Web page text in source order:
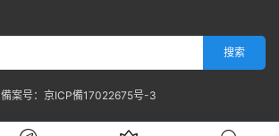
備案号：京ICP備17022675号-3